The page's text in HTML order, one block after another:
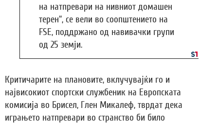
на натпревари на нивниот домашен
терен“, се вели во соопштението на
FSE, поддржано од навивачки групи
од 25 земји.
Критичарите на плановите, вклучувајќи го и
највисокиот спортски службеник на Европската
комисија во Брисел, Глен Микалеф, тврдат дека
играњето натпревари во странство би било